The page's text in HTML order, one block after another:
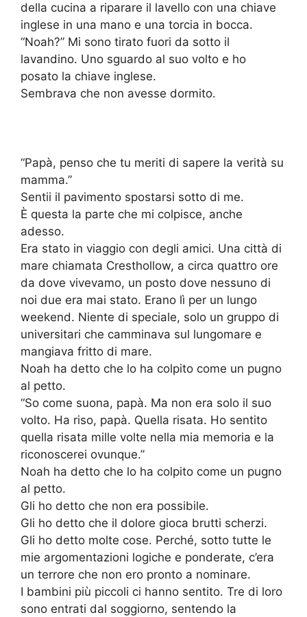
della cucina a riparare il lavello con una chiave
inglese in una mano e una torcia in bocca.
“Noah?” Mi sono tirato fuori da sotto il
lavandino. Uno sguardo al suo volto e ho
posato la chiave inglese.
Sembrava che non avesse dormito.
“Papà, penso che tu meriti di sapere la verità su
mamma.”
Sentii il pavimento spostarsi sotto di me.
È questa la parte che mi colpisce, anche
adesso.
Era stato in viaggio con degli amici. Una città di
mare chiamata Cresthollow, a circa quattro ore
da dove vivevamo, un posto dove nessuno di
noi due era mai stato. Erano lì per un lungo
weekend. Niente di speciale, solo un gruppo di
universitari che camminava sul lungomare e
mangiava fritto di mare.
Noah ha detto che lo ha colpito come un pugno
al petto.
“So come suona, papà. Ma non era solo il suo
volto. Ha riso, papà. Quella risata. Ho sentito
quella risata mille volte nella mia memoria e la
riconoscerei ovunque.”
Noah ha detto che lo ha colpito come un pugno
al petto.
Gli ho detto che non era possibile.
Gli ho detto che il dolore gioca brutti scherzi.
Gli ho detto molte cose. Perché, sotto tutte le
mie argomentazioni logiche e ponderate, c’era
un terrore che non ero pronto a nominare.
I bambini più piccoli ci hanno sentito. Tre di loro
sono entrati dal soggiorno, sentendo la